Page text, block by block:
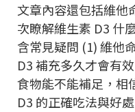
文章內容還包括維他
次瞭解維生素 D3 什
含常見疑問 (1) 維他
D3 補充多久才會有
食物能不能補足，相
D3 的正確吃法與好處